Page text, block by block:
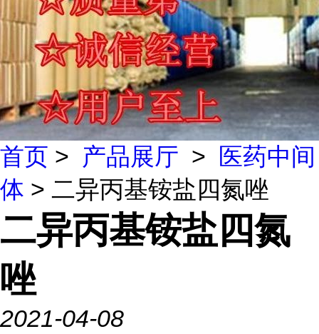
首页 > 产品展厅 >
医药中间
体 > 二异丙基铵盐四氮唑
二异丙基铵盐四氮
唑
2021-04-08